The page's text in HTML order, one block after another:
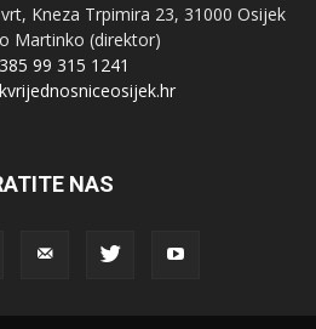
Kneza Trpimira 23, 31000 Osijek
Martinko (direktor)
99 315 1241
NAS